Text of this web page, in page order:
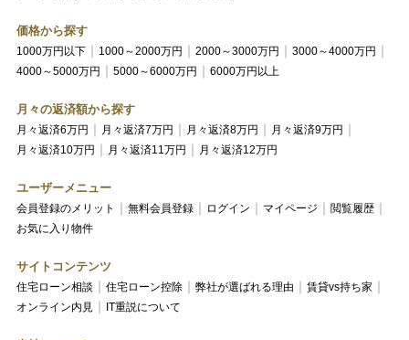
価格から探す
1000万円以下 1000～2000万円 2000～3000万円
3000～4000万円
4000～5000万円
5000～6000万円 6000万円以上
月々の返済額から探す
月々返済6万円 月々返済7万円 月々返済8万円
月々返済9万円
月々返済10万円
月々返済11万円 月々返済12万円
ユーザーメニュー
会員登録のメリット 無料会員登録 ログイン マイページ
閲覧履歴
お気に入り物件
サイトコンテンツ
住宅ローン相談 住宅ローン控除 弊社が選ばれる理由
賃貸vs持ち家
オンライン内見
IT重説について